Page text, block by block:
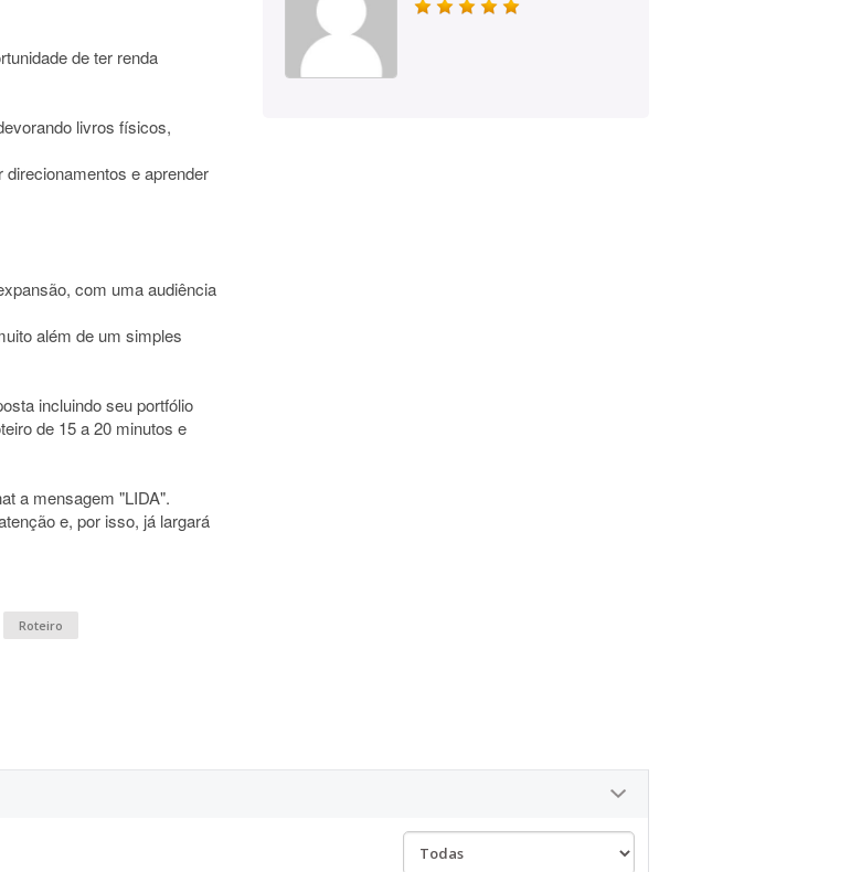
de ter renda
livros físicos,
e aprender
com uma audiência
além de um simples
incluindo seu portfólio
de 15 a 20 minutos e
a mensagem "LIDA".
e, por isso, já largará
Roteiro